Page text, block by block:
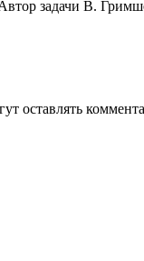
задачи В.
оставлять